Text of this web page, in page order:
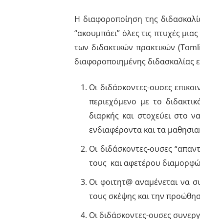
Η διαφοροποίηση της
“ακουμπάει” όλες τις πτυχές
των διδακτικών πρακτικών
διαφοροποιημένης διδασκαλίας
Οι διδάσκοντες-ουσες
περιεχόμενο με το
διαρκής και στοχεύει στο
ενδιαφέροντα και τα
Οι διδάσκοντες-ουσες
τους και αφετέρου
Οι φοιτητ@ αναμένεται να
τους σκέψης και την
Οι διδάσκοντες-ουσες